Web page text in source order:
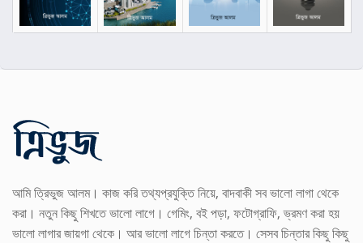
আমি ত্রিভুজ আলম। কাজ করি তথ্যপ্রযুক্তি নিয়ে, বাদবাকী সব ভালো লাগা থেকে
করা। নতুন কিছু শিখতে ভালো লাগে। গেমিং, বই পড়া, ফটোগ্রাফি, ভ্রমণ করা হয়
ভালো লাগার জায়গা থেকে। আর ভালো লাগে চিন্তা করতে। সেসব চিন্তার কিছু কিছু